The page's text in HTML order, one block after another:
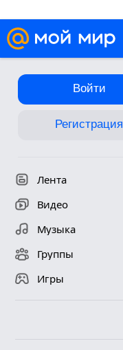
Войти
Регистрация
Лента
Видео
Музыка
Группы
Игры